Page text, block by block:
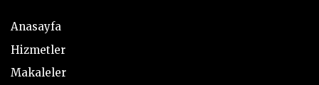
Anasayfa
Hizmetler
Makaleler